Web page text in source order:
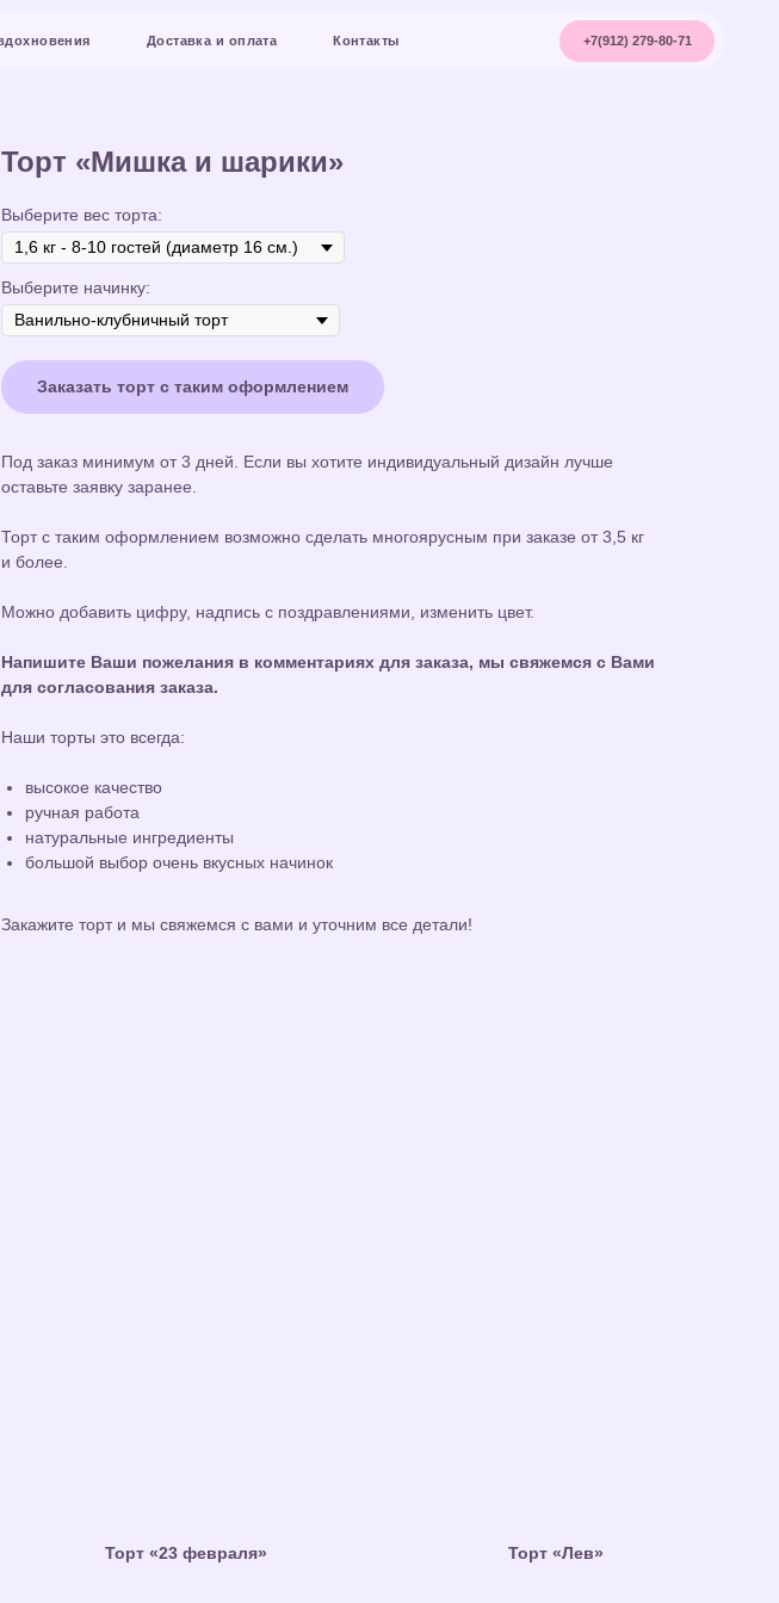
Доставка и оплата Контакты
Торт «Мишка и шарики»
Выберите вес торта:
Выберите начинку:
Заказать торт с таким оформлением
Под заказ минимум от 3 дней. Если вы хотите индивидуальный дизайн лучше
оставьте заявку заранее.
Торт с таким оформлением возможно сделать многоярусным при заказе от 3,5 кг
и более.
Можно добавить цифру, надпись с поздравлениями, изменить цвет.
Напишите Ваши пожелания в комментариях для заказа, мы свяжемся с Вами
для согласования заказа.
Наши торты это всегда:
высокое качество
ручная работа
натуральные ингредиенты
большой выбор очень вкусных начинок
Закажите торт и мы свяжемся с вами и уточним все детали!
Торт «23 февраля» Торт «Лев»